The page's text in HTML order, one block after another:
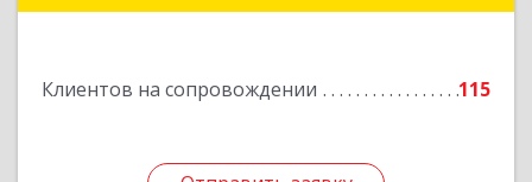
Клиентов на сопровождении 115
Подробнее